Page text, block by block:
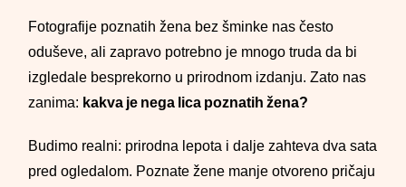
Fotografije poznatih žena bez šminke nas često
oduševe, ali zapravo potrebno je mnogo truda da bi
izgledale besprekorno u prirodnom izdanju. Zato nas
zanima: kakva je nega lica poznatih žena?
Budimo realni: prirodna lepota i dalje zahteva dva sata
pred ogledalom. Poznate žene manje otvoreno pričaju